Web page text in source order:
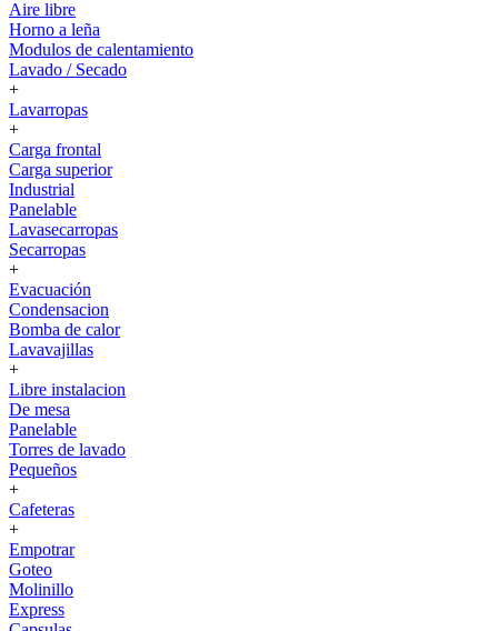
Aire libre
Horno a leña
Modulos de calentamiento
Lavado / Secado
+
Lavarropas
+
Carga frontal
Carga superior
Industrial
Panelable
Lavasecarropas
Secarropas
+
Evacuación
Condensacion
Bomba de calor
Lavavajillas
+
Libre instalacion
De mesa
Panelable
Torres de lavado
Pequeños
+
Cafeteras
+
Empotrar
Goteo
Molinillo
Express